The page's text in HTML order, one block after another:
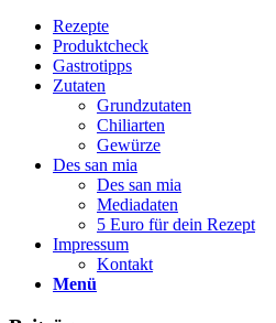
Rezepte
Produktcheck
Gastrotipps
Zutaten
Grundzutaten
Chiliarten
Gewürze
Des san mia
Des san mia
Mediadaten
5 Euro für dein Rezept
Impressum
Kontakt
Menü